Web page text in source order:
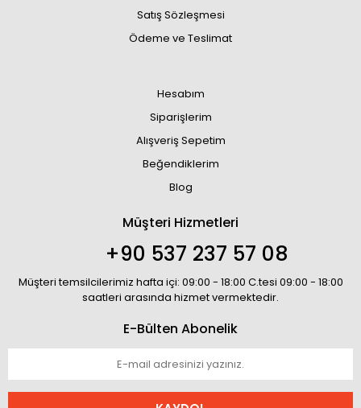
Satış Sözleşmesi
Ödeme ve Teslimat
Hesabım
Siparişlerim
Alışveriş Sepetim
Beğendiklerim
Blog
Müşteri Hizmetleri
+90 537 237 57 08
Müşteri temsilcilerimiz hafta içi: 09:00 - 18:00 C.tesi 09:00 - 18:00
saatleri arasında hizmet vermektedir.
E-Bülten Abonelik